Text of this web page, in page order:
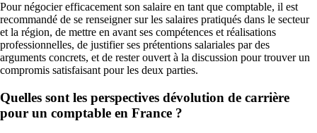
Pour négocier efficacement son salaire en tant que comptable, il est
recommandé de se renseigner sur les salaires pratiqués dans le secteur
et la région, de mettre en avant ses compétences et réalisations
professionnelles, de justifier ses prétentions salariales par des
arguments concrets, et de rester ouvert à la discussion pour trouver un
compromis satisfaisant pour les deux parties.
Quelles sont les perspectives dévolution de carrière
pour un comptable en France ?